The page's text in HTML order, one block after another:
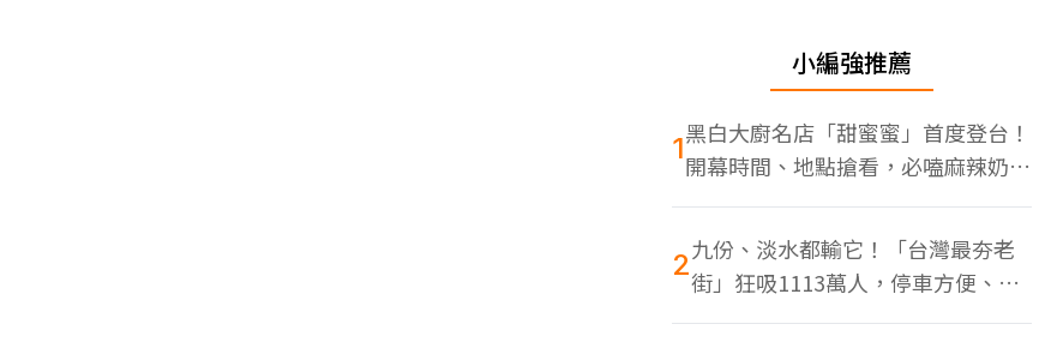
小編強推薦
1黑白大廚名店「甜蜜蜜」首度登台！
開幕時間、地點搶看，必嗑麻辣奶油
蝦
2九份、淡水都輸它！「台灣最夯老
街」狂吸1113萬人，停車方便、特
色美食多